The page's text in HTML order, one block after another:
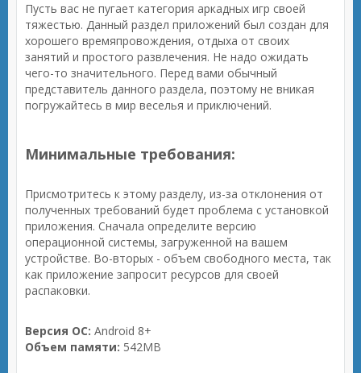
Пусть вас не пугает категория аркадных игр своей
тяжестью. Данный раздел приложений был создан для
хорошего времяпровождения, отдыха от своих
занятий и простого развлечения. Не надо ожидать
чего-то значительного. Перед вами обычный
представитель данного раздела, поэтому не вникая
погружайтесь в мир веселья и приключений.
Минимальные требования:
Присмотритесь к этому разделу, из-за отклонения от
полученных требований будет проблема с установкой
приложения. Сначала определите версию
операционной системы, загруженной на вашем
устройстве. Во-вторых - объем свободного места, так
как приложение запросит ресурсов для своей
распаковки.
Версия ОС: Android 8+
Объем памяти: 542MB